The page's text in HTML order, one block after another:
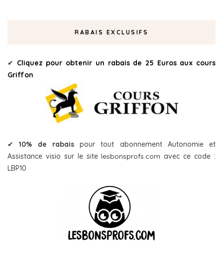
RABAIS EXCLUSIFS
✔ Cliquez pour obtenir un rabais de 25 Euros aux cours
Griffon
✔10% de rabaispour tout abonnement Autonomie et
Assistance visio sur le site lesbonsprofs.com avec ce code :
LBP10